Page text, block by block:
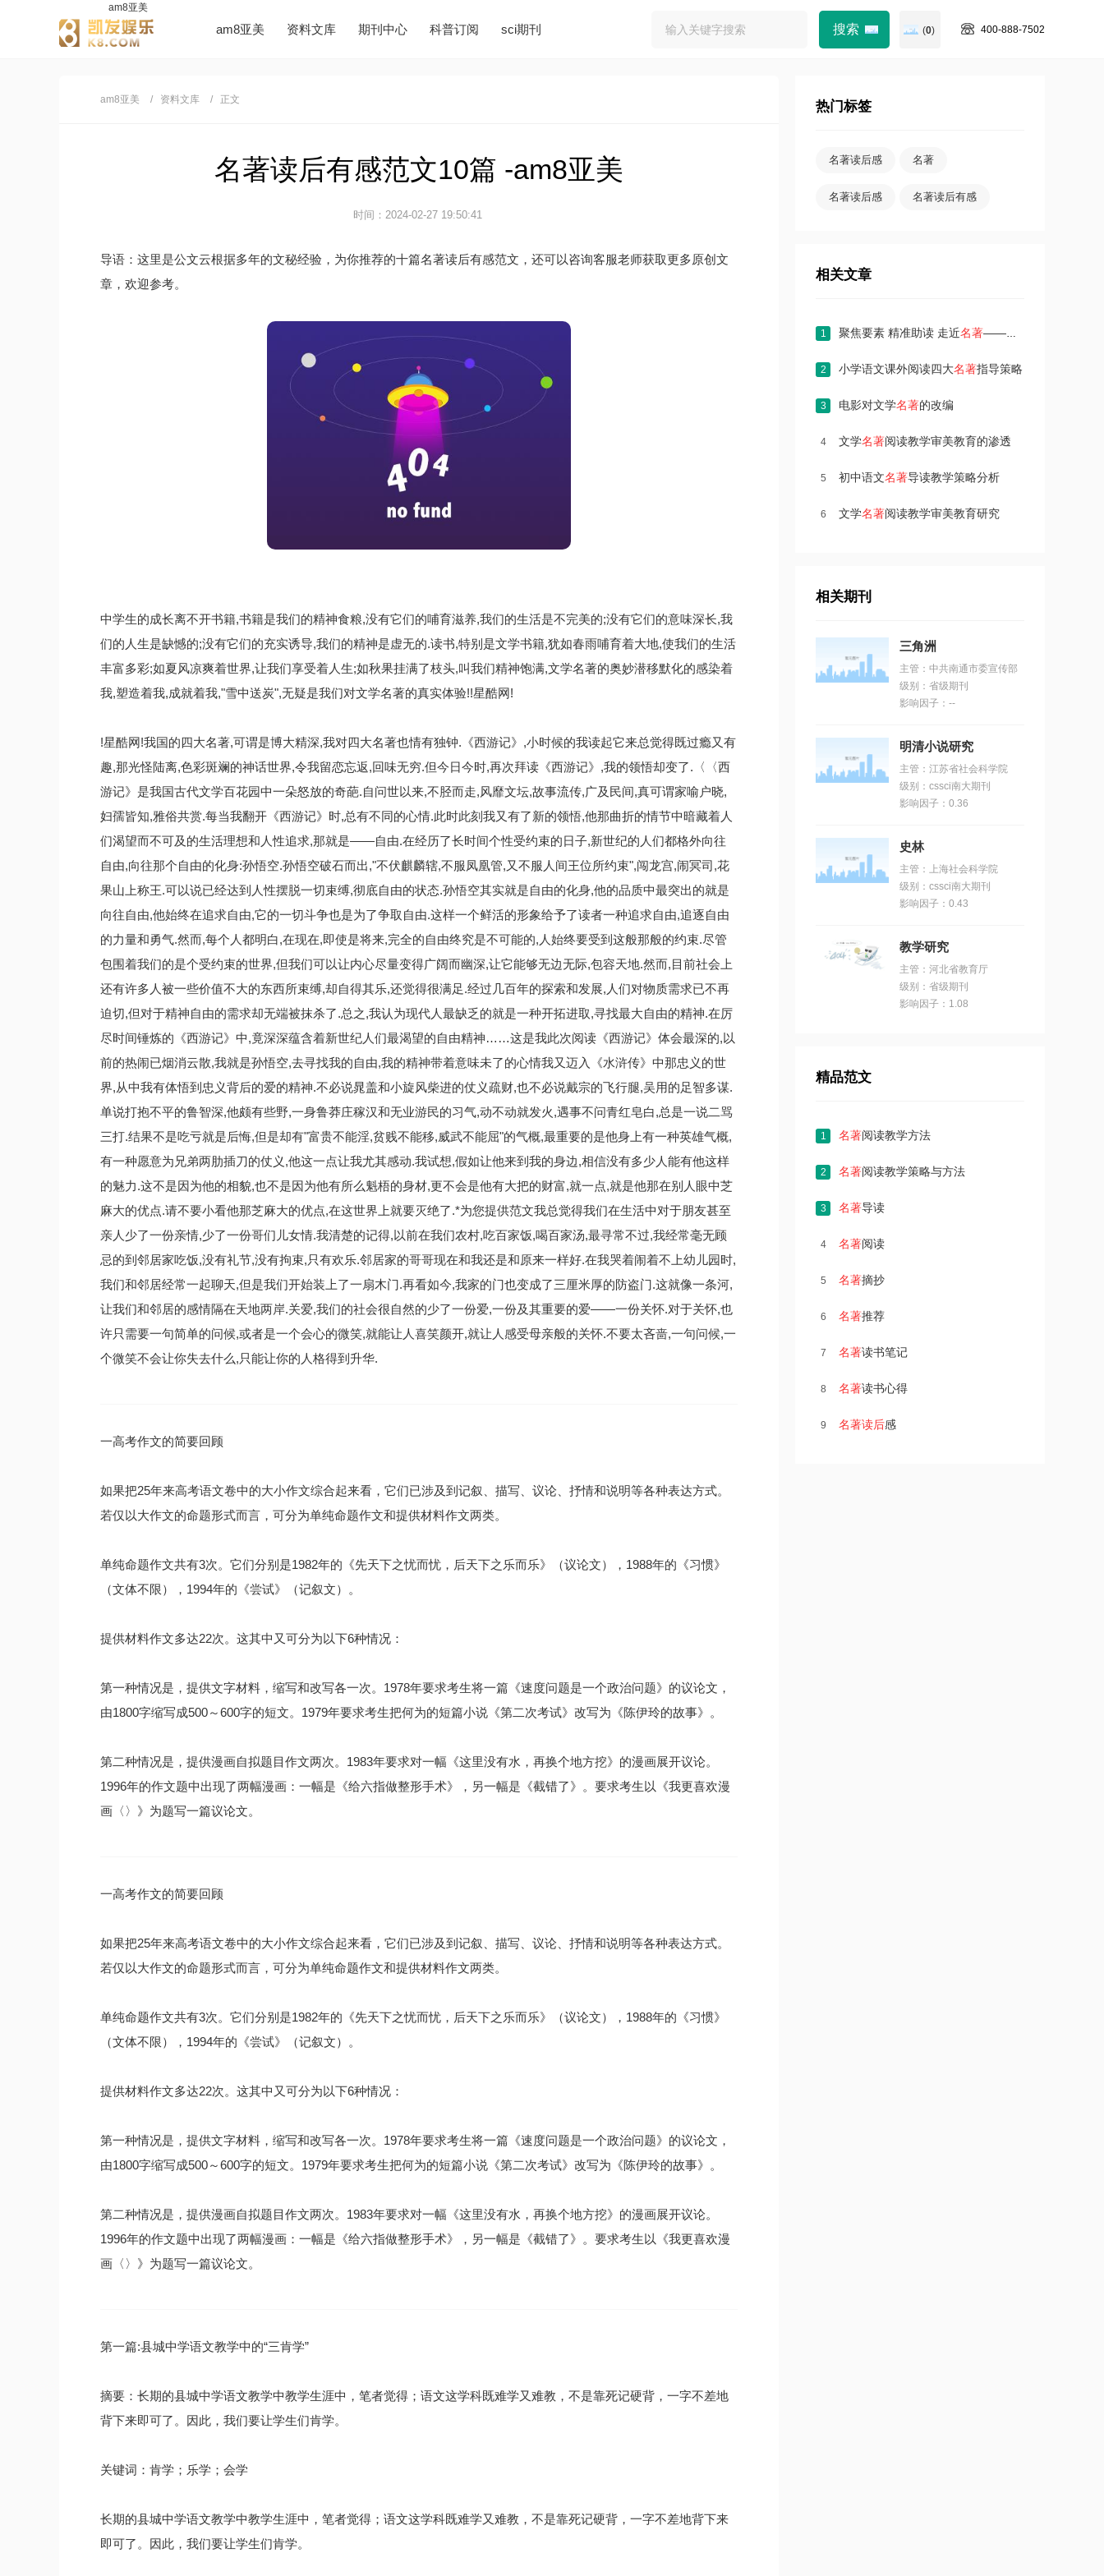
am8亚美
am8亚美 资料文库 期刊中心 科普订阅 sci期刊 400-888-7502
(0)
am8亚美 资料文库 正文
名著读后有感范文10篇 -am8亚美
时间：2024-02-27 19:50:41
导语：这里是公文云根据多年的文秘经验，为你推荐的十篇名著读后有感范文，还可以咨询客服老师获取更多原创文
章，欢迎参考。
中学生的成长离不开书籍,书籍是我们的精神食粮,没有它们的哺育滋养,我们的生活是不完美的;没有它们的意味深长,我
们的人生是缺憾的;没有它们的充实诱导,我们的精神是虚无的.读书,特别是文学书籍,犹如春雨哺育着大地,使我们的生活
丰富多彩;如夏风凉爽着世界,让我们享受着人生;如秋果挂满了枝头,叫我们精神饱满,文学名著的奥妙潜移默化的感染着
我,塑造着我,成就着我,"雪中送炭",无疑是我们对文学名著的真实体验!!星酷网!
!星酷网!我国的四大名著,可谓是博大精深,我对四大名著也情有独钟.《西游记》,小时候的我读起它来总觉得既过瘾又有
趣,那光怪陆离,色彩斑斓的神话世界,令我留恋忘返,回味无穷.但今日今时,再次拜读《西游记》,我的领悟却变了.〈〈西
游记》是我国古代文学百花园中一朵怒放的奇葩.自问世以来,不胫而走,风靡文坛,故事流传,广及民间,真可谓家喻户晓,
妇孺皆知,雅俗共赏.每当我翻开《西游记》时,总有不同的心情.此时此刻我又有了新的领悟,他那曲折的情节中暗藏着人
们渴望而不可及的生活理想和人性追求,那就是——自由.在经历了长时间个性受约束的日子,新世纪的人们都格外向往
自由,向往那个自由的化身:孙悟空.孙悟空破石而出,"不伏麒麟辖,不服凤凰管,又不服人间王位所约束",闯龙宫,闹冥司,花
果山上称王.可以说已经达到人性摆脱一切束缚,彻底自由的状态.孙悟空其实就是自由的化身,他的品质中最突出的就是
向往自由,他始终在追求自由,它的一切斗争也是为了争取自由.这样一个鲜活的形象给予了读者一种追求自由,追逐自由
的力量和勇气.然而,每个人都明白,在现在,即使是将来,完全的自由终究是不可能的,人始终要受到这般那般的约束.尽管
包围着我们的是个受约束的世界,但我们可以让内心尽量变得广阔而幽深,让它能够无边无际,包容天地.然而,目前社会上
还有许多人被一些价值不大的东西所束缚,却自得其乐,还觉得很满足.经过几百年的探索和发展,人们对物质需求已不再
迫切,但对于精神自由的需求却无端被抹杀了.总之,我认为现代人最缺乏的就是一种开拓进取,寻找最大自由的精神.在厉
尽时间锤炼的《西游记》中,竟深深蕴含着新世纪人们最渴望的自由精神……这是我此次阅读《西游记》体会最深的,以
前的热闹已烟消云散,我就是孙悟空,去寻找我的自由,我的精神带着意味未了的心情我又迈入《水浒传》中那忠义的世
界,从中我有体悟到忠义背后的爱的精神.不必说晁盖和小旋风柴进的仗义疏财,也不必说戴宗的飞行腿,吴用的足智多谋.
单说打抱不平的鲁智深,他颇有些野,一身鲁莽庄稼汉和无业游民的习气,动不动就发火,遇事不问青红皂白,总是一说二骂
三打.结果不是吃亏就是后悔,但是却有"富贵不能淫,贫贱不能移,威武不能屈"的气概,最重要的是他身上有一种英雄气概,
有一种愿意为兄弟两肋插刀的仗义,他这一点让我尤其感动.我试想,假如让他来到我的身边,相信没有多少人能有他这样
的魅力.这不是因为他的相貌,也不是因为他有所么魁梧的身材,更不会是他有大把的财富,就一点,就是他那在别人眼中芝
麻大的优点.请不要小看他那芝麻大的优点,在这世界上就要灭绝了.*为您提供范文我总觉得我们在生活中对于朋友甚至
亲人少了一份亲情,少了一份哥们儿女情.我清楚的记得,以前在我们农村,吃百家饭,喝百家汤,最寻常不过,我经常毫无顾
忌的到邻居家吃饭,没有礼节,没有拘束,只有欢乐.邻居家的哥哥现在和我还是和原来一样好.在我哭着闹着不上幼儿园时,
我们和邻居经常一起聊天,但是我们开始装上了一扇木门.再看如今,我家的门也变成了三厘米厚的防盗门.这就像一条河,
让我们和邻居的感情隔在天地两岸.关爱,我们的社会很自然的少了一份爱,一份及其重要的爱——一份关怀.对于关怀,也
许只需要一句简单的问候,或者是一个会心的微笑,就能让人喜笑颜开,就让人感受母亲般的关怀.不要太吝啬,一句问候,一
个微笑不会让你失去什么,只能让你的人格得到升华.
一高考作文的简要回顾
如果把25年来高考语文卷中的大小作文综合起来看，它们已涉及到记叙、描写、议论、抒情和说明等各种表达方式。
若仅以大作文的命题形式而言，可分为单纯命题作文和提供材料作文两类。
单纯命题作文共有3次。它们分别是1982年的《先天下之忧而忧，后天下之乐而乐》（议论文），1988年的《习惯》
（文体不限），1994年的《尝试》（记叙文）。
提供材料作文多达22次。这其中又可分为以下6种情况：
第一种情况是，提供文字材料，缩写和改写各一次。1978年要求考生将一篇《速度问题是一个政治问题》的议论文，
由1800字缩写成500～600字的短文。1979年要求考生把何为的短篇小说《第二次考试》改写为《陈伊玲的故事》。
第二种情况是，提供漫画自拟题目作文两次。1983年要求对一幅《这里没有水，再换个地方挖》的漫画展开议论。
1996年的作文题中出现了两幅漫画：一幅是《给六指做整形手术》，另一幅是《截错了》。要求考生以《我更喜欢漫
画〈〉》为题写一篇议论文。
一高考作文的简要回顾
如果把25年来高考语文卷中的大小作文综合起来看，它们已涉及到记叙、描写、议论、抒情和说明等各种表达方式。
若仅以大作文的命题形式而言，可分为单纯命题作文和提供材料作文两类。
单纯命题作文共有3次。它们分别是1982年的《先天下之忧而忧，后天下之乐而乐》（议论文），1988年的《习惯》
（文体不限），1994年的《尝试》（记叙文）。
提供材料作文多达22次。这其中又可分为以下6种情况：
第一种情况是，提供文字材料，缩写和改写各一次。1978年要求考生将一篇《速度问题是一个政治问题》的议论文，
由1800字缩写成500～600字的短文。1979年要求考生把何为的短篇小说《第二次考试》改写为《陈伊玲的故事》。
第二种情况是，提供漫画自拟题目作文两次。1983年要求对一幅《这里没有水，再换个地方挖》的漫画展开议论。
1996年的作文题中出现了两幅漫画：一幅是《给六指做整形手术》，另一幅是《截错了》。要求考生以《我更喜欢漫
画〈〉》为题写一篇议论文。
第一篇:县城中学语文教学中的“三肯学”
摘要：长期的县城中学语文教学中教学生涯中，笔者觉得；语文这学科既难学又难教，不是靠死记硬背，一字不差地
背下来即可了。因此，我们要让学生们肯学。
关键词：肯学；乐学；会学
长期的县城中学语文教学中教学生涯中，笔者觉得；语文这学科既难学又难教，不是靠死记硬背，一字不差地背下来
即可了。因此，我们要让学生们肯学。
热门标签
名著读后感 名著
名著读后感 名著读后有感
相关文章
1 聚焦要素 精准助读 走近名著——统编教材五下册古典
2 小学语文课外阅读四大名著指导策略
3 电影对文学名著的改编
4 文学名著阅读教学审美教育的渗透
5 初中语文名著导读教学策略分析
6 文学名著阅读教学审美教育研究
相关期刊
三角洲
主管：中共南通市委宣传部
级别：省级期刊
影响因子：--
明清小说研究
主管：江苏省社会科学院
级别：cssci南大期刊
影响因子：0.36
史林
主管：上海社会科学院
级别：cssci南大期刊
影响因子：0.43
教学研究
主管：河北省教育厅
级别：省级期刊
影响因子：1.08
精品范文
1 名著阅读教学方法
2 名著阅读教学策略与方法
3 名著导读
4 名著阅读
5 名著摘抄
6 名著推荐
7 名著读书笔记
8 名著读书心得
9 名著读后感